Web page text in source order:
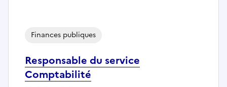
Responsable du service
Comptabilité
Finances publiques